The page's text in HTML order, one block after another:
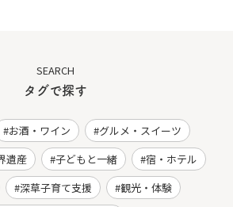
SEARCH
タグで探す
お酒・ワイン
グルメ・スイーツ
遺産
子どもと一緒
宿・ホテル
深草子育て支援
観光・体験